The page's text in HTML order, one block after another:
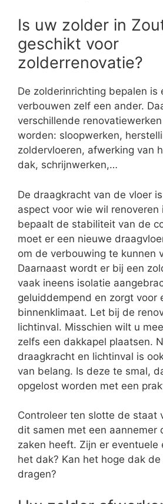
Is uw zolder in
geschikt voor
zolderrenovatie?
De zolderinrichting bepalen is
verbouwen zelf een ander.
verschillende
worden: sloopwerken,
zoldervloeren, afwerking van
dak, schrijnwerken,…
De draagkracht van de vloer
aspect voor wie wil renoveren
bepaalt de stabiliteit van de
moet er een nieuwe
om de verbouwing te kunnen
Daarnaast wordt er bij een
vaak ineens isolatie
geluiddempend en zorgt voor
binnenklimaat. Let bij de
lichtinval. Misschien wilt u
zelfs een dakkapel plaatsen.
draagkracht en lichtinval is
van belang. Is deze te smal,
opgelost worden met een
Controleer ten slotte de staat
dit samen met een aannemer
zaken heeft. Zijn er eventuele
het dak? Kan het hoge dak
dragen?